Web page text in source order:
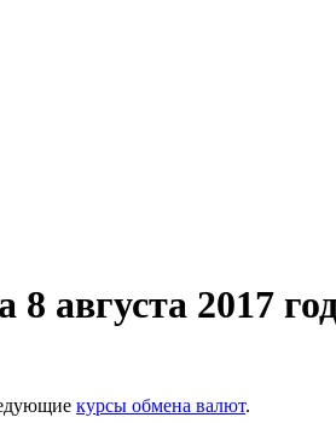
августа 2017
курсы обмена валют.